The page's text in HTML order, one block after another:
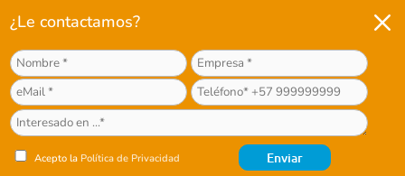
¿Le contactamos?
Acepto la Política de Privacidad
M